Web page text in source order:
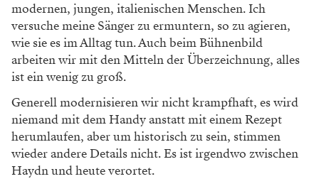
modernen, jungen, italienischen Menschen. Ich
versuche meine Sänger zu ermuntern, so zu agieren,
wie sie es im Alltag tun. Auch beim Bühnenbild
arbeiten wir mit den Mitteln der Überzeichnung, alles
ist ein wenig zu groß.
Generell modernisieren wir nicht krampfhaft, es wird
niemand mit dem Handy anstatt mit einem Rezept
herumlaufen, aber um historisch zu sein, stimmen
wieder andere Details nicht. Es ist irgendwo zwischen
Haydn und heute verortet.